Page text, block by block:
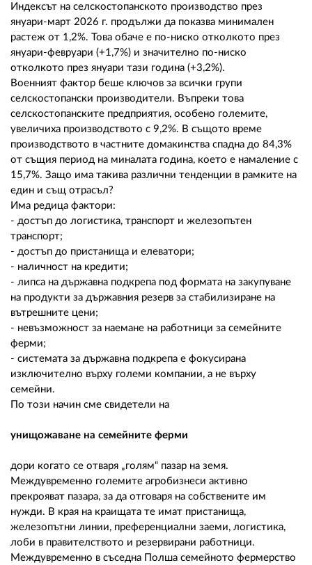
Индексът на селскостопанското производство през
януари-март 2026 г. продължи да показва минимален
растеж от 1,2%. Това обаче е по-ниско отколкото през
януари-февруари (+1,7%) и значително по-ниско
отколкото през януари тази година (+3,2%).
Военният фактор беше ключов за всички групи
селскостопански производители. Въпреки това
селскостопанските предприятия, особено големите,
увеличиха производството с 9,2%. В същото време
производството в частните домакинства спадна до 84,3%
от същия период на миналата година, което е намаление с
15,7%. Защо има такива различни тенденции в рамките на
един и същ отрасъл?
Има редица фактори:
- достъп до логистика, транспорт и железопътен
транспорт;
- достъп до пристанища и елеватори;
- наличност на кредити;
- липса на държавна подкрепа под формата на закупуване
на продукти за държавния резерв за стабилизиране на
вътрешните цени;
- невъзможност за наемане на работници за семейните
ферми;
- системата за държавна подкрепа е фокусирана
изключително върху големи компании, а не върху
семейни.
По този начин сме свидетели на
унищожаване на семейните ферми
дори когато се отваря „голям“ пазар на земя.
Междувременно големите агробизнеси активно
прекрояват пазара, за да отговаря на собствените им
нужди. В края на краищата те имат пристанища,
железопътни линии, преференциални заеми, логистика,
лоби в правителството и резервирани работници.
Междувременно в съседна Полша семейното фермерство